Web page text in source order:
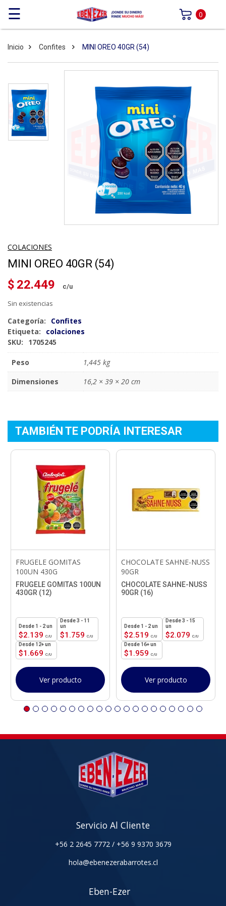
☰ 0
Inicio Confites MINI OREO 40GR (54)
COLACIONES
MINI OREO 40GR (54)
$ 22.449
Sin existencias
Categoría:
Confites
Etiqueta:
colaciones
SKU:
1705245
Peso
1,445 kg
Dimensiones
16,2 × 39 × 20 cm
TAMBIÉN TE PODRÍA INTERESAR
FRUGELE GOMITAS
100UN 430G
FRUGELE GOMITAS 100UN
430GR (12)
$2.139
1 - 2un
$1.759
3 - 11
un
$1.669
12+ un
Ver producto
CHOCOLATE SAHNE-NUSS
90GR
CHOCOLATE SAHNE-NUSS
90GR (16)
$2.519
1 - 2un
$2.079
3 - 15
un
$1.959
16+ un
Ver producto
Servicio Al Cliente
+56 2 2645 7772 / +56 9 9370 3679
hola@ebenezerabarrotes.cl
Eben-Ezer